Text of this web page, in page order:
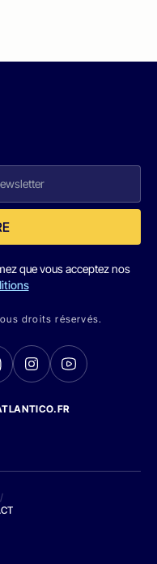
que vous acceptez nos
droits réservés.
/